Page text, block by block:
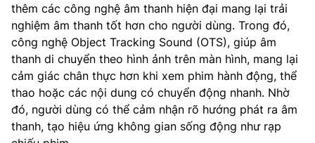
thêm các công nghệ âm thanh hiện đại mang lại trải
nghiệm âm thanh tốt hơn cho người dùng. Trong đó,
công nghệ Object Tracking Sound (OTS), giúp âm
thanh di chuyển theo hình ảnh trên màn hình, mang lại
cảm giác chân thực hơn khi xem phim hành động, thể
thao hoặc các nội dung có chuyển động nhanh. Nhờ
đó, người dùng có thể cảm nhận rõ hướng phát ra âm
thanh, tạo hiệu ứng không gian sống động như rạp